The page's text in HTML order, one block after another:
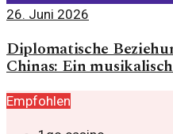
26. Juni 2026
Diplomatische
Chinas: Ein
Empfohlen